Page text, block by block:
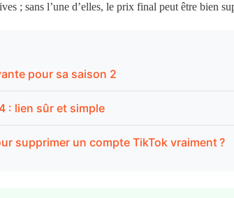
; sans l’une d’elles, le prix final peut être bien
pour sa saison 2
: lien sûr et simple
supprimer un compte TikTok vraiment ?